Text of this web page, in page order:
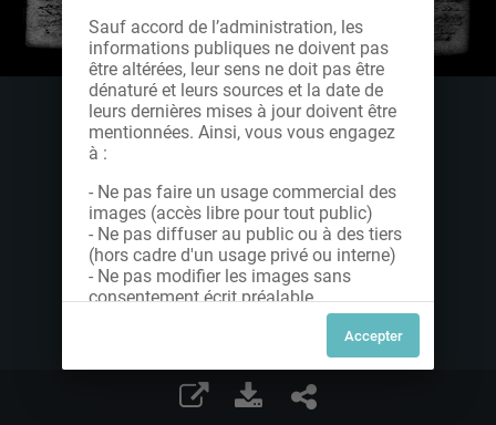
Sauf accord de l’administration, les
informations publiques ne doivent pas
être altérées, leur sens ne doit pas être
dénaturé et leurs sources et la date de
leurs dernières mises à jour doivent être
mentionnées. Ainsi, vous vous engagez
à :
- Ne pas faire un usage commercial des
images (accès libre pour tout public)
- Ne pas diffuser au public ou à des tiers
(hors cadre d'un usage privé ou interne)
- Ne pas modifier les images sans
consentement écrit préalable
Dans le cas contraire, nous vous invitons
à nous contacter afin de solliciter le type
de Licence souhaitée parmi celles
proposées et le cas échéant, acquitter